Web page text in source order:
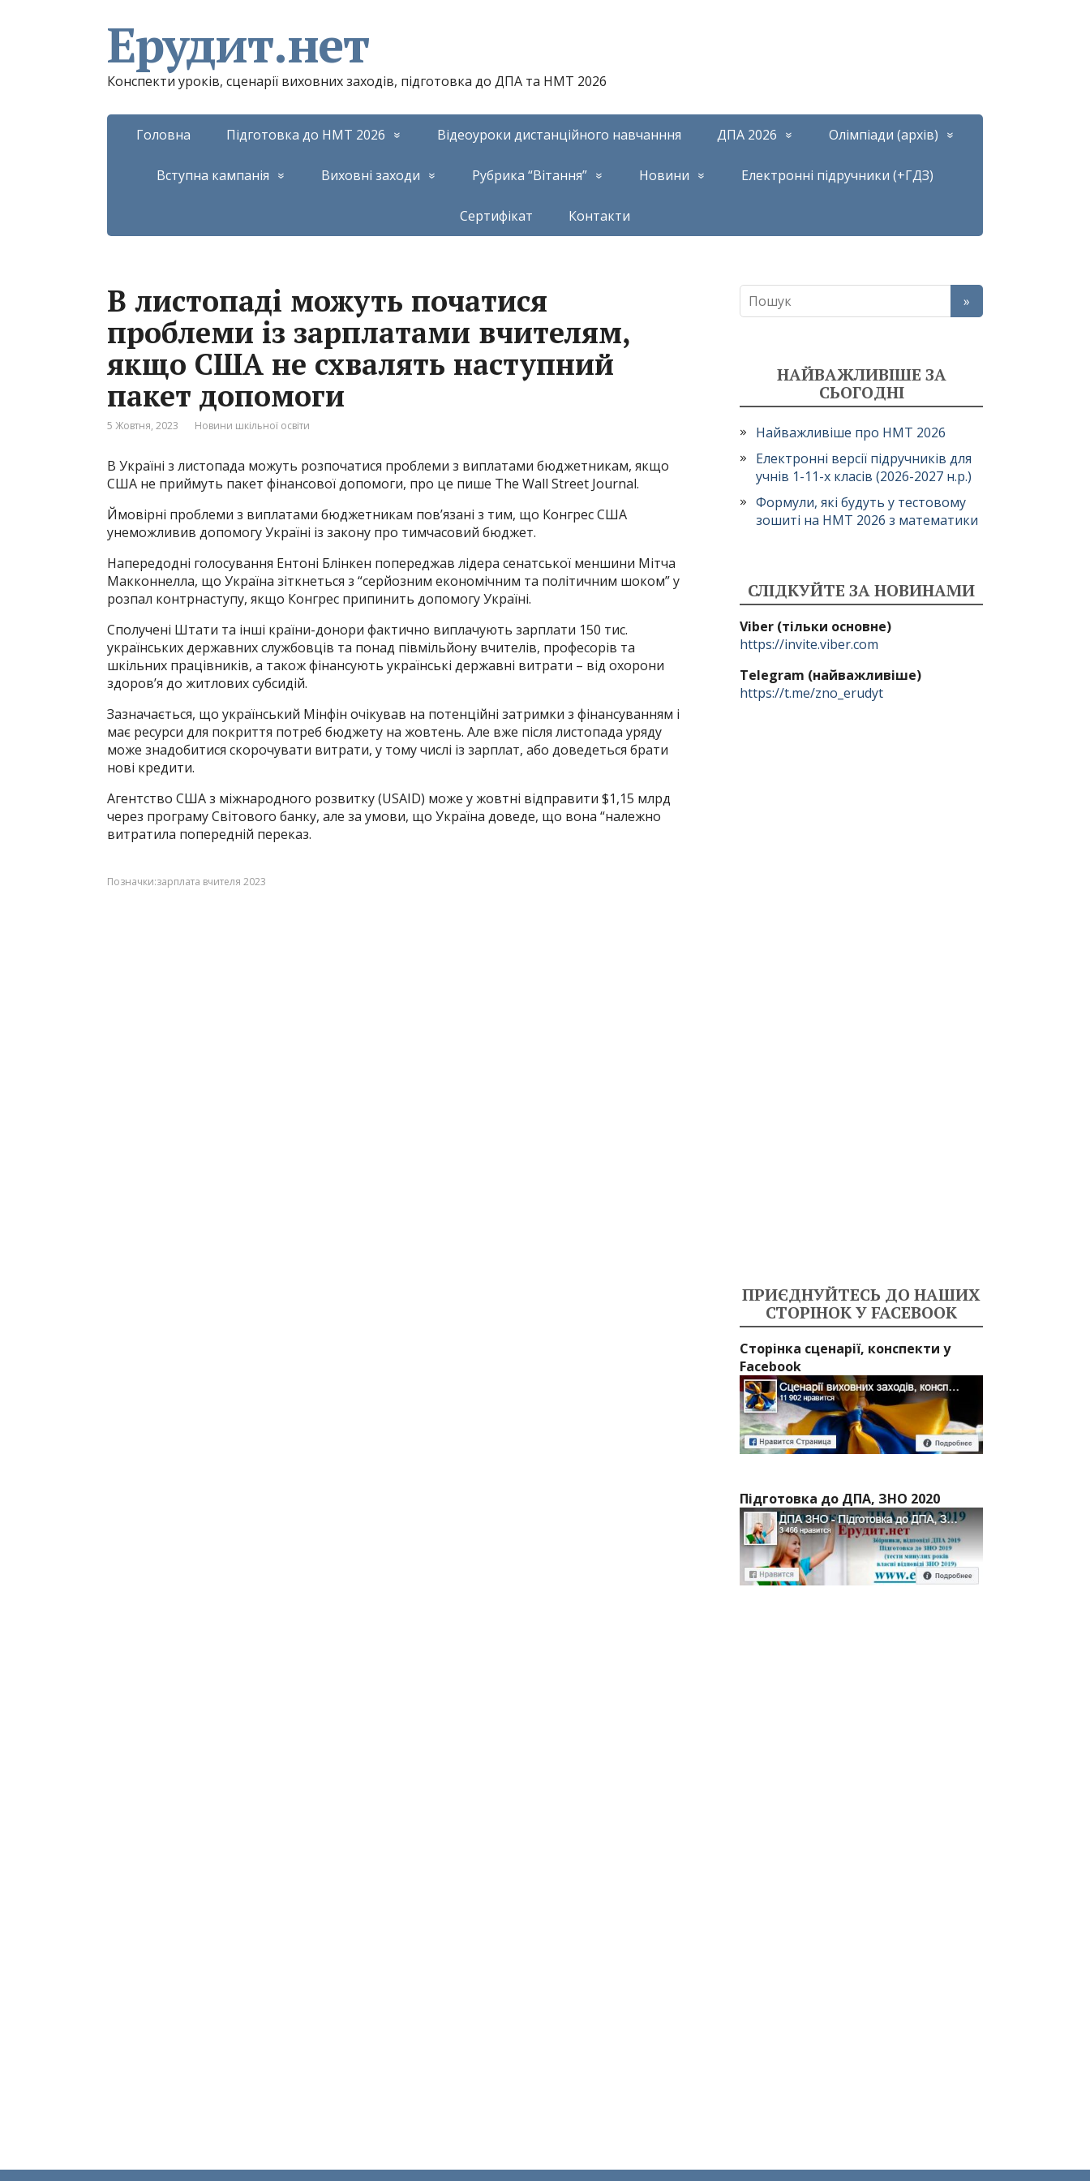
Ерудит.нет
Конспекти уроків, сценарії виховних заходів, підготовка до ДПА та НМТ 2026
Головна Підготовка до НМТ 2026 Відеоуроки дистанційного навчанння ДПА 2026 Олімпіади (архів)
Вступна кампанія Виховні заходи Рубрика “Вітання” Новини Електронні підручники (+ГДЗ)
Сертифікат Контакти
В листопаді можуть початися
проблеми із зарплатами вчителям,
якщо США не схвалять наступний
пакет допомоги
5 Жовтня, 2023 Новини шкільної освіти
В Україні з листопада можуть розпочатися проблеми з виплатами бюджетникам, якщо
США не приймуть пакет фінансової допомоги, про це пише The Wall Street Journal.
Ймовірні проблеми з виплатами бюджетникам пов’язані з тим, що Конгрес США
унеможливив допомогу Україні із закону про тимчасовий бюджет.
Напередодні голосування Ентоні Блінкен попереджав лідера сенатської меншини Мітча
Макконнелла, що Україна зіткнеться з “серйозним економічним та політичним шоком” у
розпал контрнаступу, якщо Конгрес припинить допомогу Україні.
Сполучені Штати та інші країни-донори фактично виплачують зарплати 150 тис.
українських державних службовців та понад півмільйону вчителів, професорів та
шкільних працівників, а також фінансують українські державні витрати – від охорони
здоров’я до житлових субсидій.
Зазначається, що український Мінфін очікував на потенційні затримки з фінансуванням і
має ресурси для покриття потреб бюджету на жовтень. Але вже після листопада уряду
може знадобитися скорочувати витрати, у тому числі із зарплат, або доведеться брати
нові кредити.
Агентство США з міжнародного розвитку (USAID) може у жовтні відправити $1,15 млрд
через програму Світового банку, але за умови, що Україна доведе, що вона “належно
витратила попередній переказ.
Позначки:зарплата вчителя 2023
НАЙВАЖЛИВІШЕ ЗА
СЬОГОДНІ
Найважливіше про НМТ 2026
Електронні версії підручників для
учнів 1-11-х класів (2026-2027 н.р.)
Формули, які будуть у тестовому
зошиті на НМТ 2026 з математики
СЛІДКУЙТЕ ЗА НОВИНАМИ
Viber (тільки основне)
https://invite.viber.com
Telegram (найважливіше)
https://t.me/zno_erudyt
ПРИЄДНУЙТЕСЬ ДО НАШИХ
СТОРІНОК У FACEBOOK
Сторінка сценарії, конспекти у
Facebook
Підготовка до ДПА, ЗНО 2020